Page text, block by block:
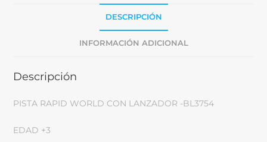
DESCRIPCIÓN
INFORMACIÓN ADICIONAL
Descripción
PISTA RAPID WORLD CON LANZADOR -BL3754
EDAD +3